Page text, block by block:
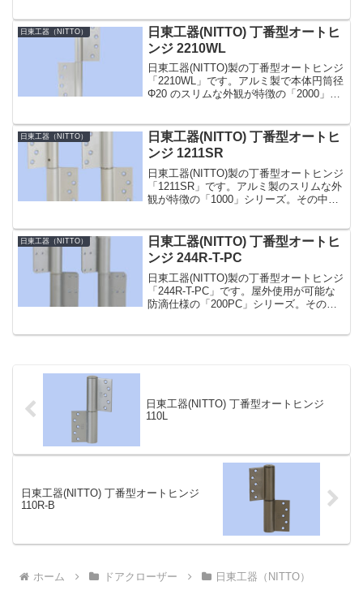
枠・ドア側羽根にタップ穴を設...
日東工器（NITTO）
日東工器(NITTO) 丁番型オートヒ
ンジ 2210WL
日東工器(NITTO)製の丁番型オートヒンジ
「2210WL」です。アルミ製で本体円筒径
Φ20 のスリムな外観が特徴の「2000」シ
クローザー機能のない空丁番です。親
子...
日東工器（NITTO）
日東工器(NITTO) 丁番型オートヒ
ンジ 1211SR
日東工器(NITTO)製の丁番型オートヒンジ
「1211SR」です。アルミ製のスリムな外
観が特徴の「1000」シリーズ。その中で
プリングヒンジとダンバーヒンジの各
1...
日東工器（NITTO）
日東工器(NITTO) 丁番型オートヒ
ンジ 244R-T-PC
日東工器(NITTO)製の丁番型オートヒンジ
「244R-T-PC」です。屋外使用が可能な
防滴仕様の「200PC」シリーズ。その中
日東工器(NITTO) 丁番型オートヒンジ
110L
日東工器(NITTO) 丁番型オートヒンジ
110R-B
ホーム ドアクローザー 日東工器（NITTO）